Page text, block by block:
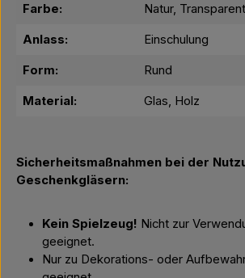
Farbe: Natur, Transparent
Anlass: Einschulung
Form: Rund
Material: Glas, Holz
Sicherheitsmaßnahmen bei der
Geschenkgläsern:
Kein Spielzeug! Nicht zur
geeignet.
Nur zu Dekorations- oder